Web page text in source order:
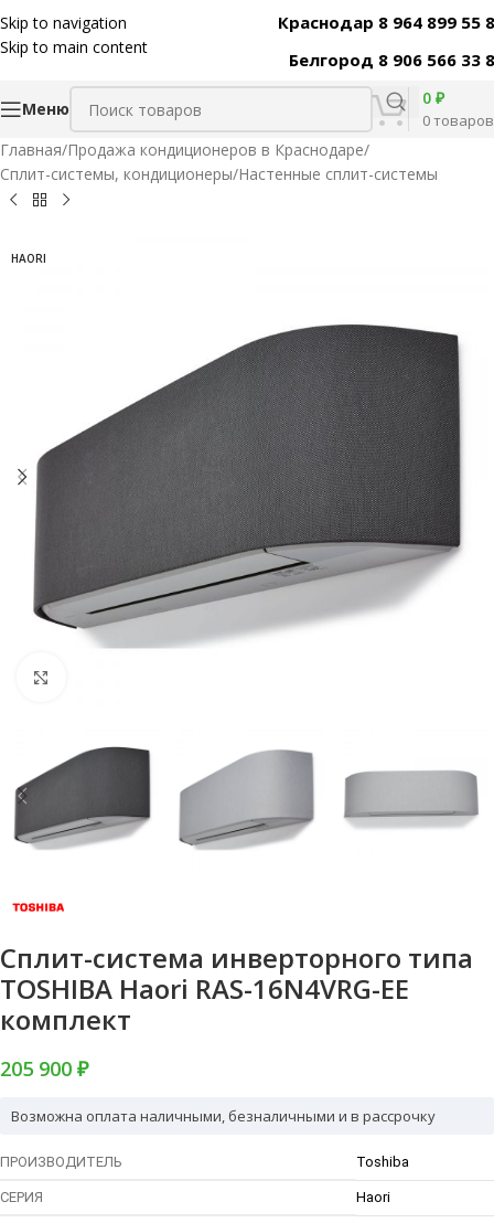
Skip to navigation
Skip to main content
Краснодар 8 964 899 55
Белгород 8 906 566 33
Меню
0товаров
0 ₽
Главная/Продажа кондиционеров в Краснодаре/
Сплит-системы, кондиционеры/Настенные сплит-системы
Код товара:39126
HAORI
Сплит-система инверторного типа
TOSHIBA Haori RAS-16N4VRG-EE
комплект
205 900 ₽
Возможна оплата наличными, безналичными и в рассрочку
ПРОИЗВОДИТЕЛЬ Toshiba
СЕРИЯ Haori